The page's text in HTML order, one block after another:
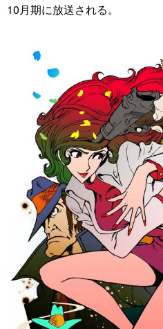
10月期に放送される。